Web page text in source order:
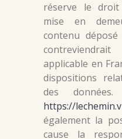
réserve le
mise en
contenu
applicable en
dispositions
des
https://
également la
cause la